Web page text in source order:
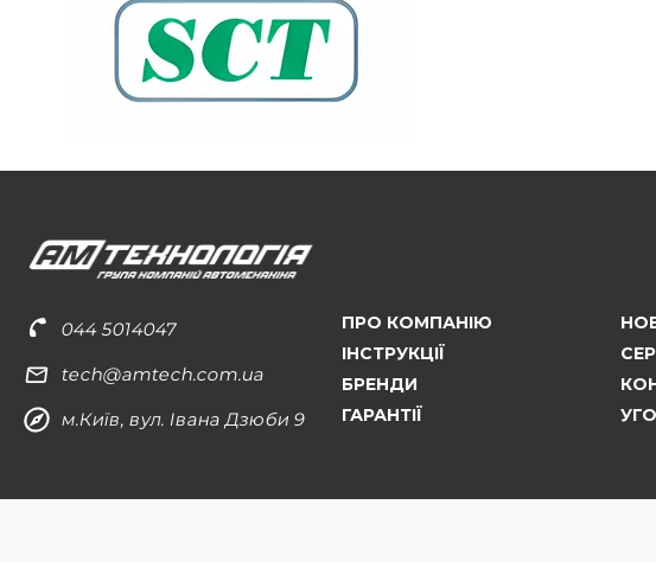
044 5014047
tech@amtech.com.ua
м.Київ, вул. Івана Дзюби 9
ПРО КОМПАНІЮ
ІНСТРУКЦІЇ
БРЕНДИ
ГАРАНТІЇ